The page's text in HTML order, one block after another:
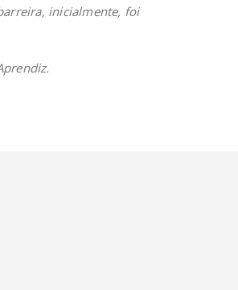
inicialmente, foi